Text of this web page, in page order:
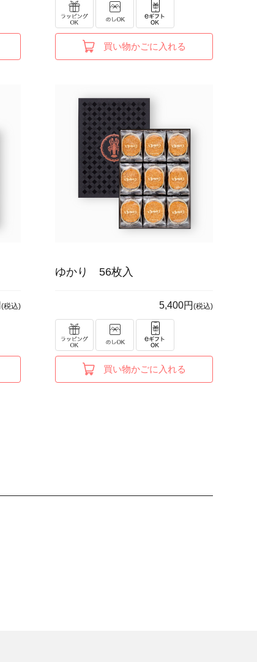
買い物かごに入れる
(税込)
ゆかり 56枚入
5,400円 (税込)
買い物かごに入れる